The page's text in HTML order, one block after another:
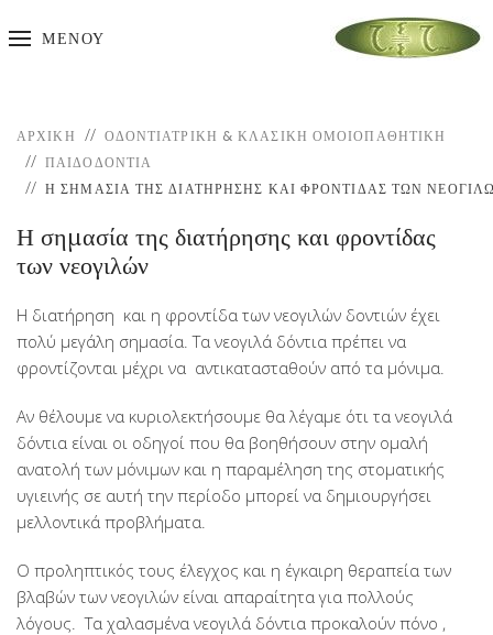
ΜΕΝΟΎ
ΑΡΧΙΚΉ
ΟΔΟΝΤΙΑΤΡΙΚΗ & ΚΛΑΣΙΚΗ ΟΜΟΙΟΠΑΘΗΤΙΚΗ
ΠΑΙΔΟΔΟΝΤΊΑ
Η ΣΗΜΑΣΊΑ ΤΗΣ ΔΙΑΤΉΡΗΣΗΣ ΚΑΙ ΦΡΟΝΤΊΔΑΣ ΤΩΝ
Η σημασία της διατήρησης και φροντίδας
των νεογιλών
Η διατήρηση και η φροντίδα των νεογιλών δοντιών έχει
πολύ μεγάλη σημασία. Τα νεογιλά δόντια πρέπει να
φροντίζονται μέχρι να αντικατασταθούν από τα μόνιμα.
Αν θέλουμε να κυριολεκτήσουμε θα λέγαμε ότι τα νεογιλά
δόντια είναι οι οδηγοί που θα βοηθήσουν στην ομαλή
ανατολή των μόνιμων και η παραμέληση της στοματικής
υγιεινής σε αυτή την περίοδο μπορεί να δημιουργήσει
μελλοντικά προβλήματα.
Ο προληπτικός τους έλεγχος και η έγκαιρη θεραπεία των
βλαβών των νεογιλών είναι απαραίτητα για πολλούς
λόγους. Τα χαλασμένα νεογιλά δόντια προκαλούν πόνο ,